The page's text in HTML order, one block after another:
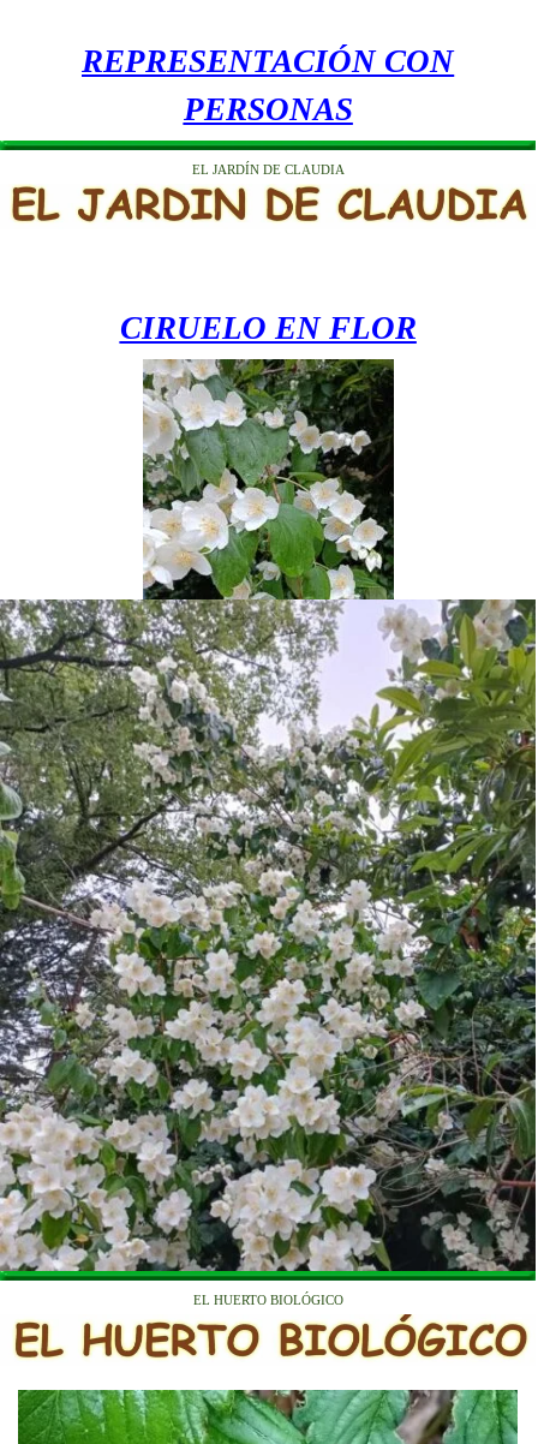
REPRESENTACIÓN CON
PERSONAS
EL JARDÍN DE CLAUDIA
CIRUELO EN FLOR
EL HUERTO BIOLÓGICO